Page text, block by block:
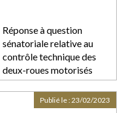
Réponse à question
sénatoriale relative au
contrôle technique des
deux-roues motorisés
Publié le :23/02/2023